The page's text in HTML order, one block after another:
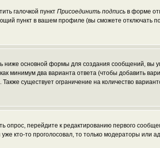
галочкой пункт Присоединить подписьв форме
пункт в вашем профиле (вы сможете отключать
ниже основной формы для создания сообщений, вы
минимум два варианта ответа (чтобы добавить
существует ограничение на количество
перейдите к редактированию первого
кто-то проголосовал, то только модераторы или